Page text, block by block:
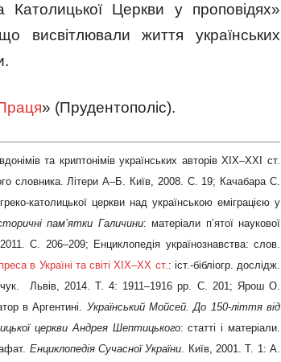
Церкви у проповідях»
висвітлювали життя українських
» (Прудентополіс).
та криптонімів українських авторів ХІХ–ХХІ ст.
словника. Літери А–Б. Київ, 2008. С. 19; Качабара С.
католицької церкви над українською еміграцією у
пам’ятки Галичини: матеріали п’ятої наукової
С. 206–209; Енциклопедія українознавства: слов.
в Україні та світі XIX–XX ст. : іст.-бібліогр. дослідж.
Львів, 2014. Т. 4: 1911–1916 рр. С. 201; Ярош О.
в Аргентині. Український Мойсей. До 150-ліття від
церкви Андрея Шептицького: статті і матеріали.
Енциклопедія Сучасної України . Київ, 2001. Т. 1: А.